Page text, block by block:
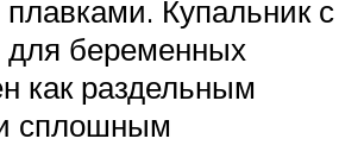
Купальник с
беременных
как раздельным
сплошным